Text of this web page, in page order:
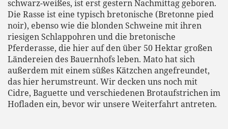
schwarz-weißes, ist erst gestern Nachmittag geboren.
Die Rasse ist eine typisch bretonische (Bretonne pied
noir), ebenso wie die blonden Schweine mit ihren
riesigen Schlappohren und die bretonische
Pferderasse, die hier auf den über 50 Hektar großen
Ländereien des Bauernhofs leben. Mato hat sich
außerdem mit einem süßes Kätzchen angefreundet,
das hier herumstreunt. Wir decken uns noch mit
Cidre, Baguette und verschiedenen Brotaufstrichen im
Hofladen ein, bevor wir unsere Weiterfahrt antreten.